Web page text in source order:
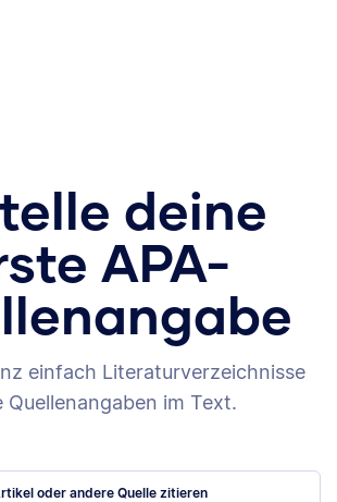
deine
APA-
einfach Literaturverzeichnisse
Quellenangaben im Text.
oder andere Quelle zitieren